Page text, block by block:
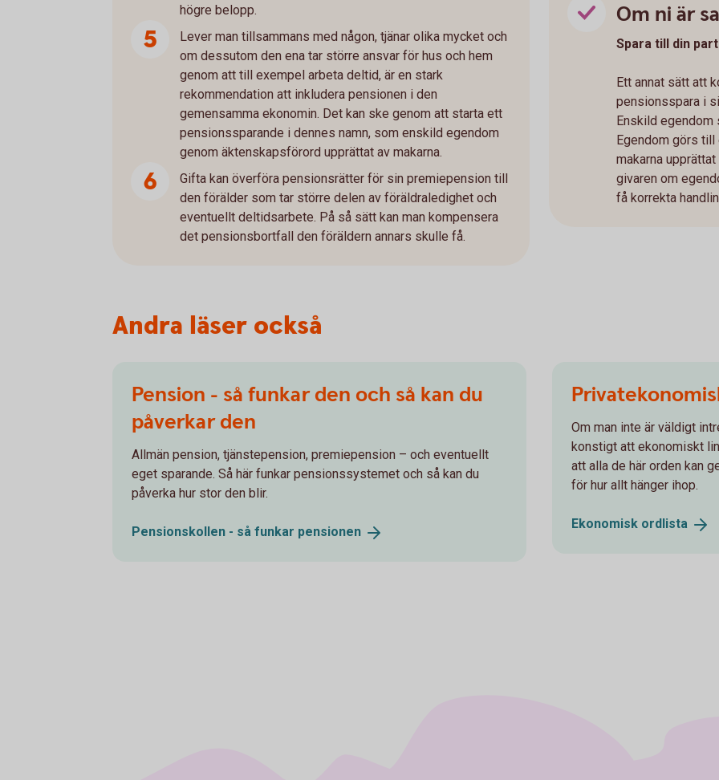
högre belopp.
Lever man tillsammans med någon, tjänar olika mycket och
om dessutom den ena tar större ansvar för hus och hem
genom att till exempel arbeta deltid, är en stark
rekommendation att inkludera pensionen i den
gemensamma ekonomin. Det kan ske genom att starta ett
pensionssparande i dennes namn, som enskild egendom
genom äktenskapsförord upprättat av makarna.
Gifta kan överföra pensionsrätter för sin premiepension till
den förälder som tar större delen av föräldraledighet och
eventuellt deltidsarbete. På så sätt kan man kompensera
det pensionsbortfall den föräldern annars skulle få.
Om ni är
Spara till din
Ett annat sätt att
pensionsspara i
Enskild egendom
Egendom görs
makarna
givaren om
få korrekta
Andra läser också
Pension - så funkar den och så kan du
påverkar den
Allmän pension, tjänstepension, premiepension – och eventuellt
eget sparande. Så här funkar pensionssystemet och så kan du
påverka hur stor den blir.
Pensionskollen - så funkar pensionen
Om man inte är väldigt
konstigt att ekonomiskt
att alla de här orden kan
för hur allt hänger ihop.
Ekonomisk ordlista